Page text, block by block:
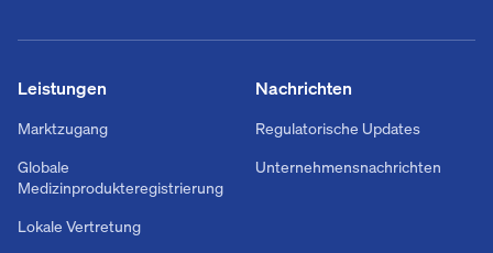
Nachrichten
Regulatorische Updates
Unternehmensnachrichten
Leistungen
Marktzugang
Globale
Medizinprodukteregistrierung
Lokale Vertretung